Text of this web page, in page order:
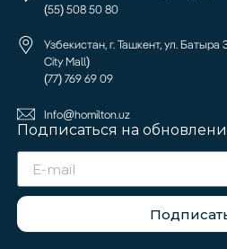
(55) 508 50 80
Узбекистан, г. Ташкент, ул.
City Mall)
(77) 769 69 09
Info@homilton.uz
Подписаться на